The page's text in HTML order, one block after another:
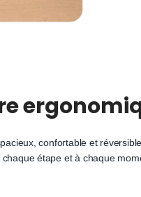
confortable et
étape et à chaque